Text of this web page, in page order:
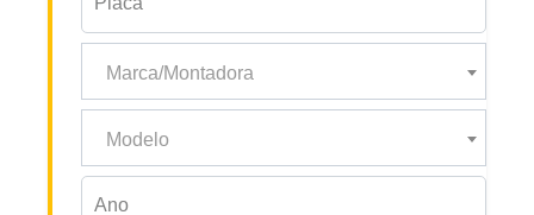
Marca/Montadora
Modelo